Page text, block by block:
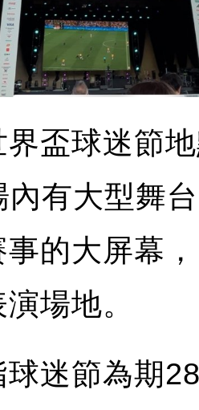
盃球迷節
內有大型舞
的大屏幕
場地。
球迷節為期